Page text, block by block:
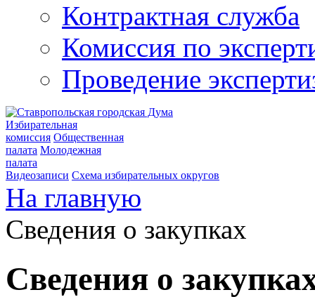
Контрактная служба
Комиссия по
Проведение
Избирательная
комиссия Общественная
палата Молодежная
палата
Видеозаписи Схема избирательных округов
На главную
Сведения о закупках
Сведения о